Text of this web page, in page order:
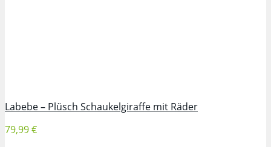
Labebe – Plüsch Schaukelgiraffe mit Räder
79,99 €